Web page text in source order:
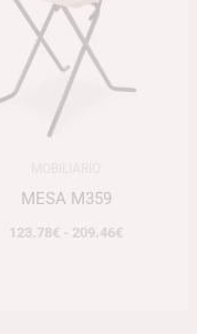
MESA M359
123.78€ - 209.46€